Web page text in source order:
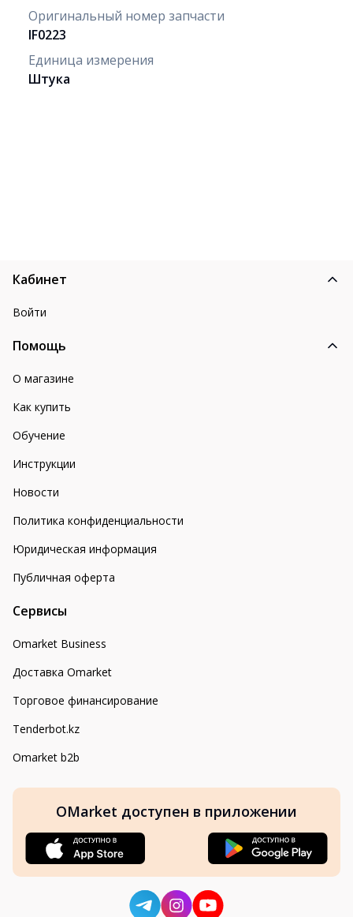
Оригинальный номер запчасти
IF0223
Единица измерения
Штука
Кабинет
Войти
Помощь
О магазине
Как купить
Обучение
Инструкции
Новости
Политика конфиденциальности
Юридическая информация
Публичная оферта
Сервисы
Omarket Business
Доставка Omarket
Торговое финансирование
Tenderbot.kz
Omarket b2b
OMarket доступен в приложении